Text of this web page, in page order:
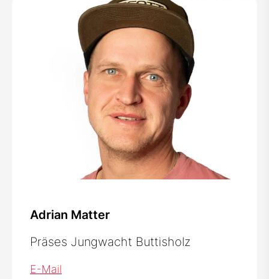
Adrian Matter
Präses Jungwacht Buttisholz
E-Mail